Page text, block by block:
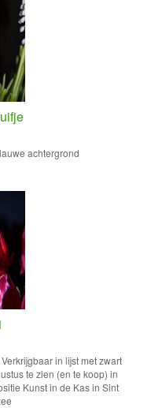
achtergrond
in lijst met zwart
te zien (en te koop) in
Kunst in de Kas in Sint